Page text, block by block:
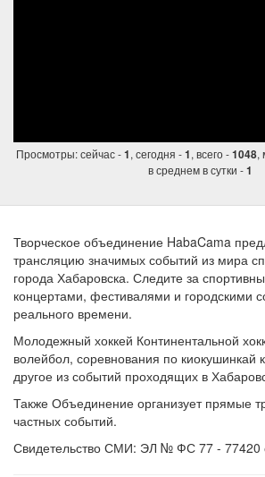
Просмотры: сейчас -1, сегодня -1, всего -1048,
в среднем в сутки -1
Творческое объединение HabaCama
трансляцию значимых событий из мира
города Хабаровска. Следите за
концертами, фестивалями и городскими
реального времени.
Молодежный хоккей Континентальной
волейбол, соревнования по киокушинкай
другое из событий проходящих в
Также Объединение организует прямые
частных событий.
Свидетельство СМИ: ЭЛ № ФС 77 - 77420